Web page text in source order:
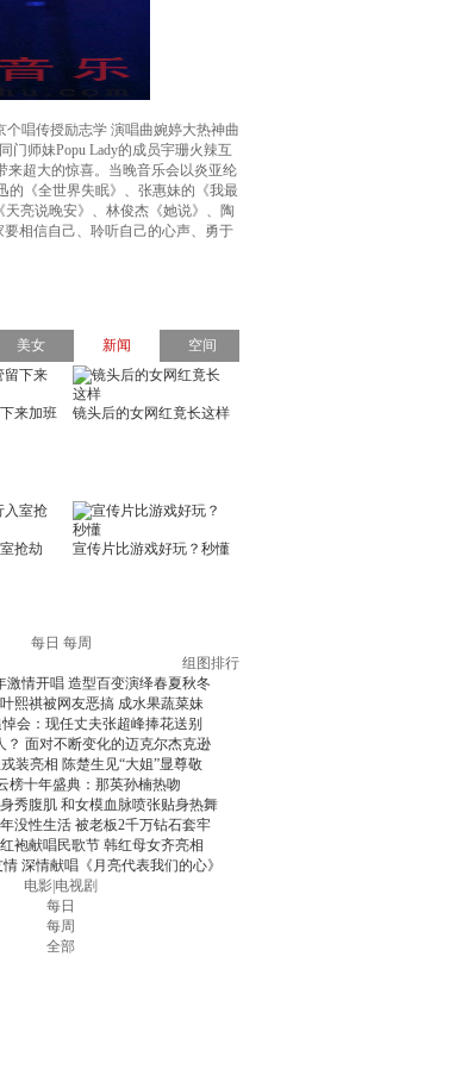
个唱传授励志学 演唱曲婉婷大热神曲
门师妹Popu Lady的成员宇珊火辣互
来超大的惊喜。当晚音乐会以炎亚纶
的《全世界失眠》、张惠妹的《我最
天亮说晚安》、林俊杰《她说》、陶
相信自己、聆听自己的心声、勇于
每日 每周
组图排行
激情开唱 造型百变演绎春夏秋冬
熙祺被网友恶搞 成水果蔬菜妹
会：现任丈夫张超峰捧花送别
？ 面对不断变化的迈克尔杰克逊
装亮相 陈楚生见“大姐”显尊敬
榜十年盛典：那英孙楠热吻
秀腹肌 和女模血脉喷张贴身热舞
没性生活 被老板2千万钻石套牢
袍献唱民歌节 韩红母女齐亮相
深情献唱《月亮代表我们的心》
电影 电视剧
每日
每周
全部